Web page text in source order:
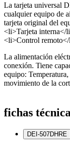
La tarjeta universal
cualquier equipo de
tarjeta original del
<li>Tarjeta interna</
<li>Control
La alimentación
conexión. Tiene
equipo:
movimiento de la
fichas
DEI-507DHRE